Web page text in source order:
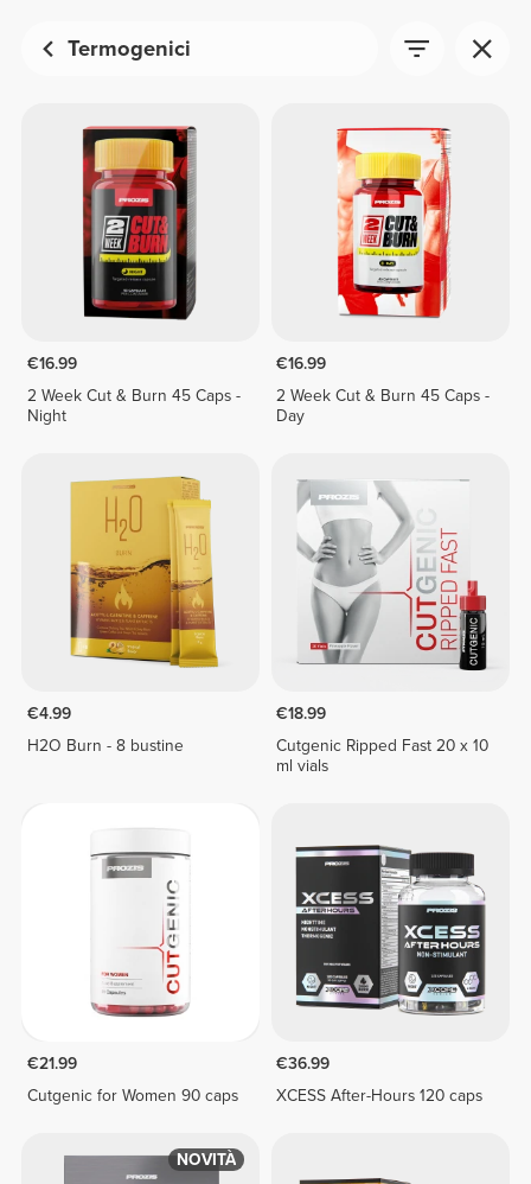
Termogenici
€16.99
2 Week Cut & Burn 45 Caps -
Night
€16.99
2 Week Cut & Burn 45 Caps -
Day
€4.99
H2O Burn - 8 bustine
€18.99
Cutgenic Ripped Fast 20 x 10
ml vials
€21.99
Cutgenic for Women 90 caps
€36.99
XCESS After-Hours 120 caps
NOVITÀ